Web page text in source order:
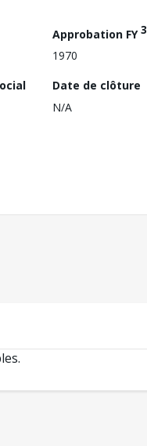
Approbation FY3
1970
Date de clôture
N/A